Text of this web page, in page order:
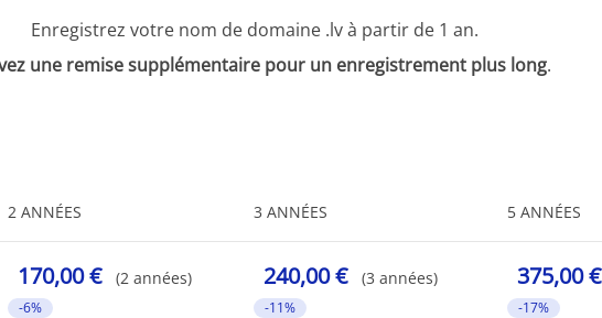
Enregistrez votre nom de domaine .lv à partir de 1 an.
une remise supplémentaire pour un enregistrement plus long.
2 ANNÉES 3 ANNÉES 5 ANNÉES
170,00 € (2 années)
-6%
240,00 € (3 années)
-11%
375,00 €
-17%